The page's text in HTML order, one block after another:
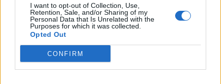
I want to opt-out of Collection, Use,
Retention, Sale, and/or Sharing of my
Personal Data that Is Unrelated with the
Purposes for which it was collected.
Opted Out
CONFIRM
Līgo svētki kopā ar kaimiņiem: kā svinēt?
Ko vilkt mugurā Līgo svētkos, ja tiek solīta svelme?